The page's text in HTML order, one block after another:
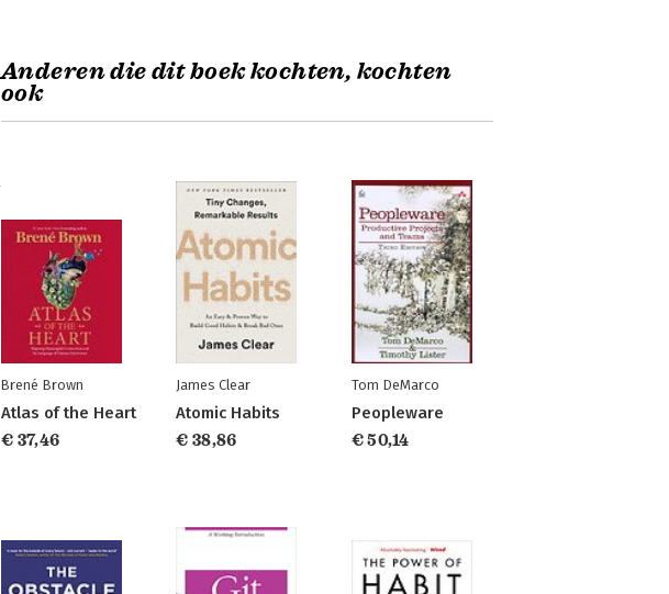
Anderen die dit boek kochten, kochten
ook
Brené Brown
Atlas of the Heart
€ 37,46
James Clear
Atomic Habits
€ 38,86
Tom DeMarco
Peopleware
€ 50,14